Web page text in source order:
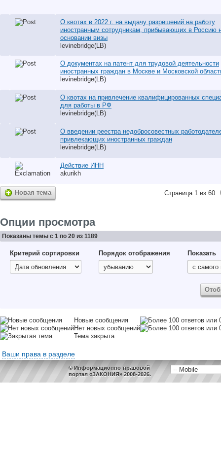
О квотах в 2022 г. на выдачу разрешений на работу
иностранным сотрудникам, прибывающих в Россию
основании визы
levinebridge(LB)
О документах на патент для трудовой деятельности
иностранных граждан в Москве и Московской
levinebridge(LB)
О квотах на привлечение квалифицированных
для работы в РФ
levinebridge(LB)
О введении реестра недобросовестных
привлекающих иностранных граждан
levinebridge(LB)
Действие ИНН
akurikh
Новая тема Страница 1 из 60
Опции просмотра
Показаны темы с 1 по 20 из 1189
Критерий сортировки Порядок отображения Показать
Новые сообщения
Нет новых сообщений
Тема закрыта
Ваши права в разделе
© Информационно-правовой
портал «ЗАКОНИЯ» 2008-2026.